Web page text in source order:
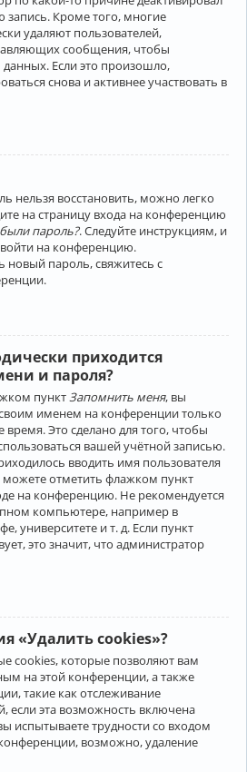
запись. Кроме того, многие
удаляют пользователей,
сообщения, чтобы
Если это произошло,
снова и активнее участвовать в
нельзя восстановить, можно легко
на страницу входа на конференцию
пароль?. Следуйте инструкциям, и
на конференцию.
новый пароль, свяжитесь с
приходится
и пароля?
пунктЗапомнить меня, вы
именем на конференции только
Это сделано для того, чтобы
вашей учётной записью.
вводить имя пользователя
отметить флажком пункт
на конференцию. Не рекомендуется
компьютере, например в
университете и т. д. Если пункт
это значит, что администратор
«Удалить cookies»?
cookies, которые позволяют вам
на этой конференции, а также
такие как отслеживание
если эта возможность включена
испытываете трудности со входом
возможно, удаление